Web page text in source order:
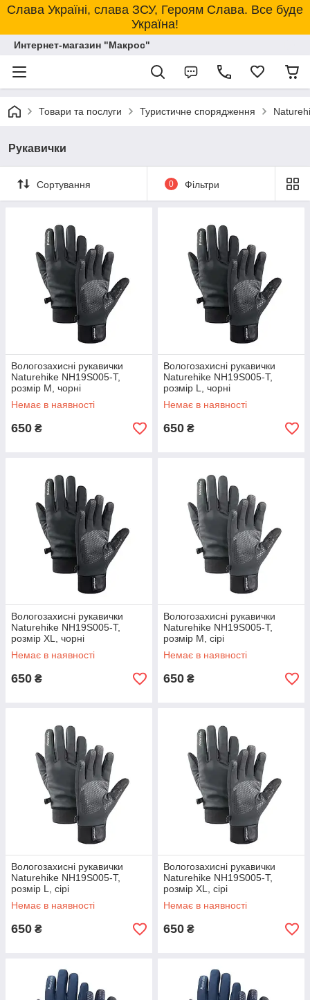
Слава Україні, слава ЗСУ, Героям Слава. Все буде
Україна!
Интернет-магазин "Макрос"
Товари та послуги Туристичне спорядження
Рукавички
Сортування 0 Фільтри
Вологозахисні рукавички
Naturehike NH19S005-T,
розмір М, чорні
Немає в наявності
650 ₴
Вологозахисні рукавички
Naturehike NH19S005-T,
розмір L, чорні
Немає в наявності
650 ₴
Вологозахисні рукавички
Naturehike NH19S005-T,
розмір XL, чорні
Немає в наявності
650 ₴
Вологозахисні рукавички
Naturehike NH19S005-T,
розмір М, сірі
Немає в наявності
650 ₴
Вологозахисні рукавички
Naturehike NH19S005-T,
розмір L, сірі
Немає в наявності
650 ₴
Вологозахисні рукавички
Naturehike NH19S005-T,
розмір XL, сірі
Немає в наявності
650 ₴